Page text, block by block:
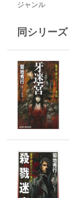
ジャンル
同シリーズ